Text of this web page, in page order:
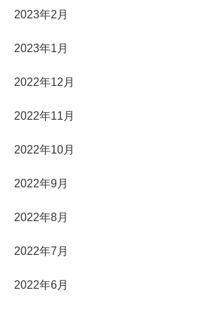
2023年2月
2023年1月
2022年12月
2022年11月
2022年10月
2022年9月
2022年8月
2022年7月
2022年6月